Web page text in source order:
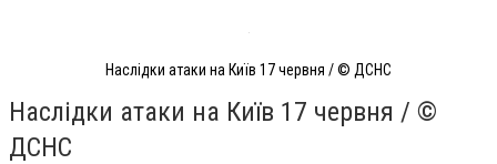
Наслідки атаки на Київ 17 червня / © ДСНС
Наслідки атаки на Київ 17 червня / ©
ДСНС